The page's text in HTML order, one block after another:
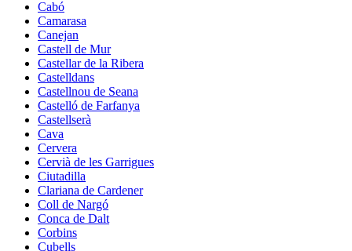
Cabó
Camarasa
Canejan
Castell de Mur
Castellar de la Ribera
Castelldans
Castellnou de Seana
Castelló de Farfanya
Castellserà
Cava
Cervera
Cervià de les Garrigues
Ciutadilla
Clariana de Cardener
Coll de Nargó
Conca de Dalt
Corbins
Cubells